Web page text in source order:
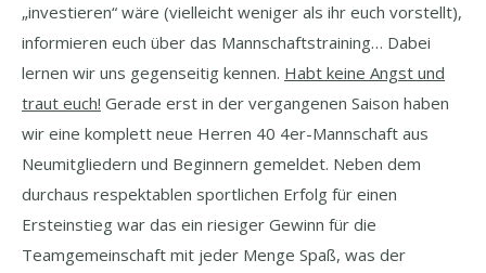
„investieren“ wäre (vielleicht weniger als ihr euch vorstellt),
informieren euch über das Mannschaftstraining… Dabei
lernen wir uns gegenseitig kennen. Habt keine Angst und
traut euch! Gerade erst in der vergangenen Saison haben
wir eine komplett neue Herren 40 4er-Mannschaft aus
Neumitgliedern und Beginnern gemeldet. Neben dem
durchaus respektablen sportlichen Erfolg für einen
Ersteinstieg war das ein riesiger Gewinn für die
Teamgemeinschaft mit jeder Menge Spaß, was der